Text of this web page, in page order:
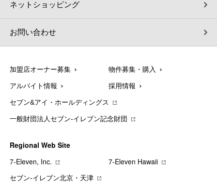
ネットショッピング
お問い合わせ
加盟店オーナー募集 物件募集・購入
アルバイト情報 採用情報
セブン&アイ・ホールディングス
一般財団法人セブン-イレブン記念財団
Regional Web Site
7‐Eleven, Inc.
7‐Eleven Hawaii
セブン‐イレブン北京・天津